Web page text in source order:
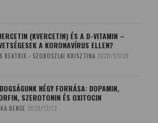
(KVERCETIN) ÉS A D-VITAMIN –
A KORONAVÍRUS ELLEN?
BEATRIX - SZOBOSZLAI KRISZTINA 2020/03/20
NÉGY FORRÁSA: DOPAMIN,
SZEROTONIN ÉS OXITOCIN
BENCE 2020/12/12